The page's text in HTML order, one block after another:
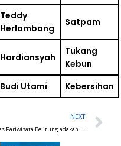
Teddy
Herlambang
Satpam
Hardiansyah
Tukang
Kebun
Budi Utami Kebersihan
NEXT